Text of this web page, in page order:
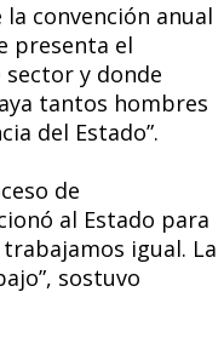
convención anual
presenta el
y donde
tantos hombres
del Estado”.
de
al Estado para
igual. La
sostuvo